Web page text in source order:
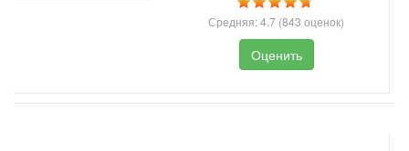
Средняя:4.7 (843 оценок)
Оценить